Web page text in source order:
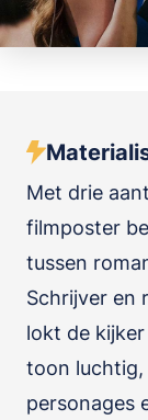
Met drie
filmposter
tussen
Schrijver en
lokt de
toon luchtig,
personages